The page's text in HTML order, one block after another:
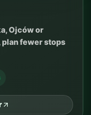
Ojców or
fewer stops